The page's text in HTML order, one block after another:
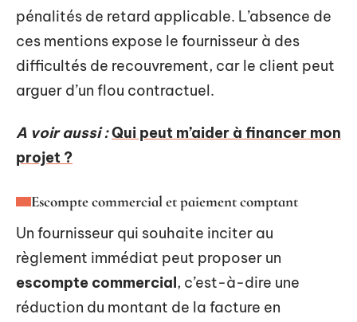
pénalités de retard applicable. L’absence de
ces mentions expose le fournisseur à des
difficultés de recouvrement, car le client peut
arguer d’un flou contractuel.
A voir aussi :Qui peut m’aider à financer mon
projet ?
Escompte commercial et paiement comptant
Un fournisseur qui souhaite inciter au
règlement immédiat peut proposer un
escompte commercial, c’est-à-dire une
réduction du montant de la facture en